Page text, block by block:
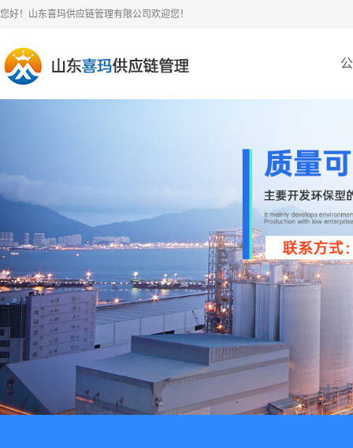
您好！山东喜玛供应链管理有限公司欢迎您！